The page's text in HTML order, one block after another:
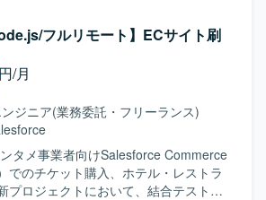
いて工程表データが多くなると処理速
解消に取り組んでいただきます。 【求
に動き、フットワーク軽くコミュニケ
ら開発を進めていただける方を求めて
プリケーション開発に携わることで、
ンド処理やパフォーマンスチューニン
ができます。GPUや描画系技術を活用
開発に関わることで、技術的なスキル
を用いた
環境にて、工程表描画アプリケーショ
フルリモート】ECサイト刷
円/月
ジニア(業務委託・フリーランス)
ンタメ事業者向けSalesforce Commerce
でのチケット購入、ホテル・レストラ
プロジェクトにおいて、結合テストフ